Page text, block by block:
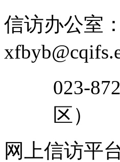
信访办公室
023-
区）
网上信访平